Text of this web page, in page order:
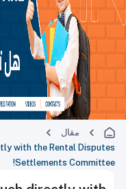
مقال
with the Rental Disputes
Settlements Committee!